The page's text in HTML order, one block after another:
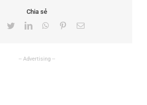
Chia sẻ
Facebook
TwitterLinkedInWhatsApp
PinterestEmail